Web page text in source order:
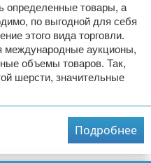
определенные товары, а
по выгодной для себя
этого вида торговли.
международные аукционы,
объемы товаров. Так,
шерсти, значительные
Подробнее